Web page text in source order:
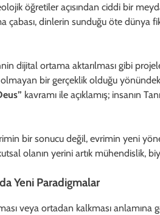
öğretiler açısından ciddi bir
çabası, dinlerin sunduğu öte
dijital ortama aktarılması gibi
bir gerçeklik olduğu
kavramı ile açıklamış; insanın
bir sonucu değil, evrimin yeni
olanın yerini artık mühendislik,
Yeni Paradigmalar
veya ortadan kalkması anlamına